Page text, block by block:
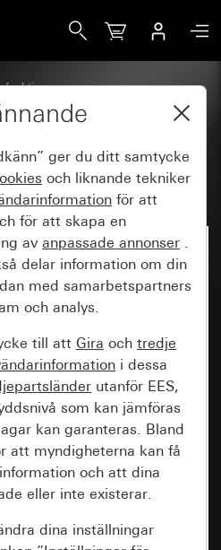
funktioner
Ventilation, klimatisering
KNX
ger du ditt samtycke
och liknande tekniker
för att
för att skapa en
av anpassade annonser .
delar information om din
med samarbetspartners
och analys.
till att Gira och tredje
i dessa
utanför EES,
som kan jämföras
kan garanteras. Bland
att myndigheterna kan få
information och att dina
eller inte existerar.
dina inställningar